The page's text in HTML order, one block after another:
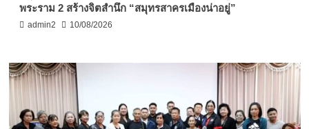
พระราม 2 สร้างจิตสำนึก “สมุทรสาครเมืองน่าอยู่”
admin2 10/08/2026